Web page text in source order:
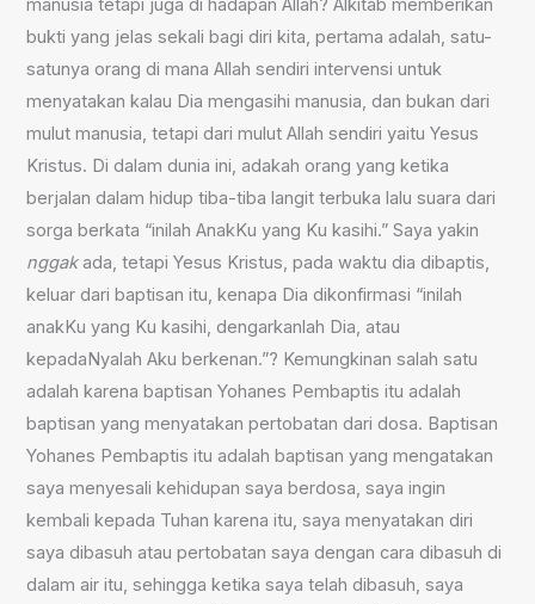
manusia tetapi juga di hadapan Allah? Alkitab memberikan
bukti yang jelas sekali bagi diri kita, pertama adalah, satu-
satunya orang di mana Allah sendiri intervensi untuk
menyatakan kalau Dia mengasihi manusia, dan bukan dari
mulut manusia, tetapi dari mulut Allah sendiri yaitu Yesus
Kristus. Di dalam dunia ini, adakah orang yang ketika
berjalan dalam hidup tiba-tiba langit terbuka lalu suara dari
sorga berkata “inilah AnakKu yang Ku kasihi.” Saya yakin
nggakada, tetapi Yesus Kristus, pada waktu dia dibaptis,
keluar dari baptisan itu, kenapa Dia dikonfirmasi “inilah
anakKu yang Ku kasihi, dengarkanlah Dia, atau
kepadaNyalah Aku berkenan.”? Kemungkinan salah satu
adalah karena baptisan Yohanes Pembaptis itu adalah
baptisan yang menyatakan pertobatan dari dosa. Baptisan
Yohanes Pembaptis itu adalah baptisan yang mengatakan
saya menyesali kehidupan saya berdosa, saya ingin
kembali kepada Tuhan karena itu, saya menyatakan diri
saya dibasuh atau pertobatan saya dengan cara dibasuh di
dalam air itu, sehingga ketika saya telah dibasuh, saya